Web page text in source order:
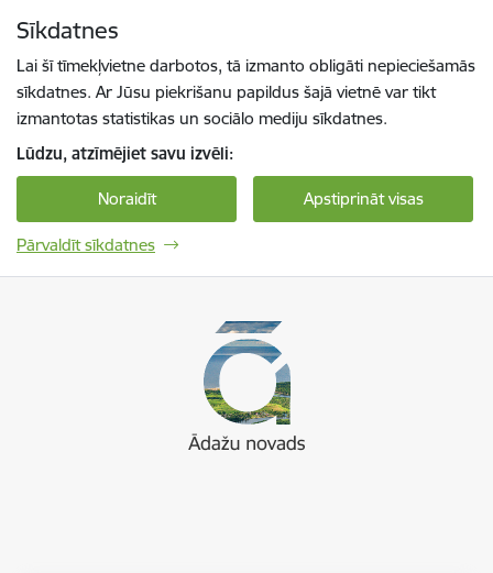
Sīkdatnes
Lai šī tīmekļvietne darbotos, tā izmanto obligāti nepieciešamās
sīkdatnes. Ar Jūsu piekrišanu papildus šajā vietnē var tikt
izmantotas statistikas un sociālo mediju sīkdatnes.
Lūdzu, atzīmējiet savu izvēli:
Noraidīt Apstiprināt visas
Pārvaldīt sīkdatnes